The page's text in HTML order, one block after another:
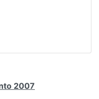
2007